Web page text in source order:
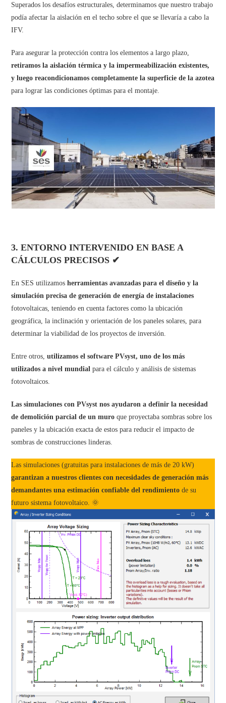
Superados los desafíos estructurales, determinamos que nuestro trabajo
podía afectar la aislación en el techo sobre el que se llevaría a cabo la
IFV.
Para asegurar la protección contra los elementos a largo plazo,
retiramos la aislación térmica y la impermeabilización existentes,
y luego reacondicionamos completamente la superficie de la azotea
para lograr las condiciones óptimas para el montaje.
3. ENTORNO INTERVENIDO EN BASE A
CÁLCULOS PRECISOS ✔
En SES utilizamosherramientas avanzadas para el diseño y la
simulación precisa de generación de energía de instalaciones
fotovoltaicas, teniendo en cuenta factores como la ubicación
geográfica, la inclinación y orientación de los paneles solares, para
determinar la viabilidad de los proyectos de inversión.
Entre otros,utilizamos el software PVsyst, uno de los más
utilizados a nivel mundial para el cálculo y análisis de sistemas
fotovoltaicos.
Las simulaciones con PVsyst nos ayudaron a definir la necesidad
de demolición parcial de un muro que proyectaba sombras sobre los
paneles y la ubicación exacta de estos para reducir el impacto de
sombras de construcciones linderas.
Las simulaciones (gratuitas para instalaciones de más de 20 kW)
garantizan a nuestros clientes con necesidades de generación más
demandantes una estimación confiable del rendimiento de su
futuro sistema fotovoltaico. 🌞